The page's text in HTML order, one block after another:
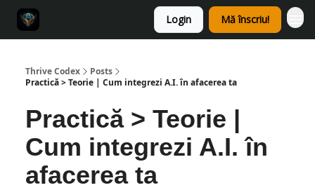
Login Mă înscriu!
Thrive Codex
Posts
Practică > Teorie | Cum integrezi A.I. în afacerea ta
Practică > Teorie |
Cum integrezi A.I. în
afacerea ta